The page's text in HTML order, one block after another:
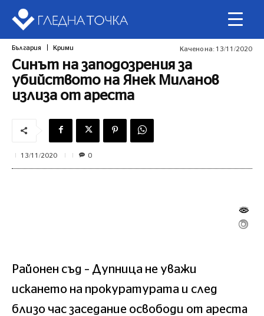
България Крими Качено на: 13/11/2020
Синът на заподозрения за
убийството на Янек Миланов
излиза от ареста
13/11/2020 0
Районен съд – Дупница не уважи
искането на прокуратурата и след
близо час заседание освободи от арестa